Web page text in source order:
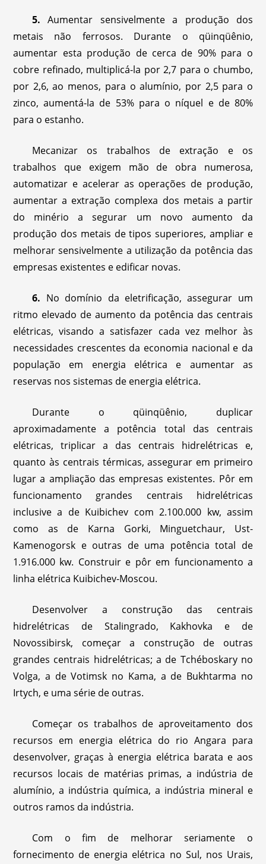
5. Aumentar sensivelmente a produção dos
metais não ferrosos. Durante o qüinqüênio,
aumentar esta produção de cerca de 90% para o
cobre refinado, multiplicá-la por 2,7 para o chumbo,
por 2,6, ao menos, para o alumínio, por 2,5 para o
zinco, aumentá-la de 53% para o níquel e de 80%
para o estanho.
Mecanizar os trabalhos de extração e os
trabalhos que exigem mão de obra numerosa,
automatizar e acelerar as operações de produção,
aumentar a extração complexa dos metais a partir
do minério a segurar um novo aumento da
produção dos metais de tipos superiores, ampliar e
melhorar sensivelmente a utilização da potência das
empresas existentes e edificar novas.
6. No domínio da eletrificação, assegurar um
ritmo elevado de aumento da potência das centrais
elétricas, visando a satisfazer cada vez melhor às
necessidades crescentes da economia nacional e da
população em energia elétrica e aumentar as
reservas nos sistemas de energia elétrica.
Durante o qüinqüênio, duplicar
aproximadamente a potência total das centrais
elétricas, triplicar a das centrais hidrelétricas e,
quanto às centrais térmicas, assegurar em primeiro
lugar a ampliação das empresas existentes. Pôr em
funcionamento grandes centrais hidrelétricas
inclusive a de Kuibichev com 2.100.000 kw, assim
como as de Karna Gorki, Minguetchaur, Ust-
Kamenogorsk e outras de uma potência total de
1.916.000 kw. Construir e pôr em funcionamento a
linha elétrica Kuibichev-Moscou.
Desenvolver a construção das centrais
hidrelétricas de Stalingrado, Kakhovka e de
Novossibirsk, começar a construção de outras
grandes centrais hidrelétricas; a de Tchéboskary no
Volga, a de Votimsk no Kama, a de Bukhtarma no
Irtych, e uma série de outras.
Começar os trabalhos de aproveitamento dos
recursos em energia elétrica do rio Angara para
desenvolver, graças à energia elétrica barata e aos
recursos locais de matérias primas, a indústria de
alumínio, a indústria química, a indústria mineral e
outros ramos da indústria.
Com o fim de melhorar seriamente o
fornecimento de energia elétrica no Sul, nos Urais,